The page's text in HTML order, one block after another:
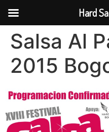
contenido
Salsa Al
2015
Hard